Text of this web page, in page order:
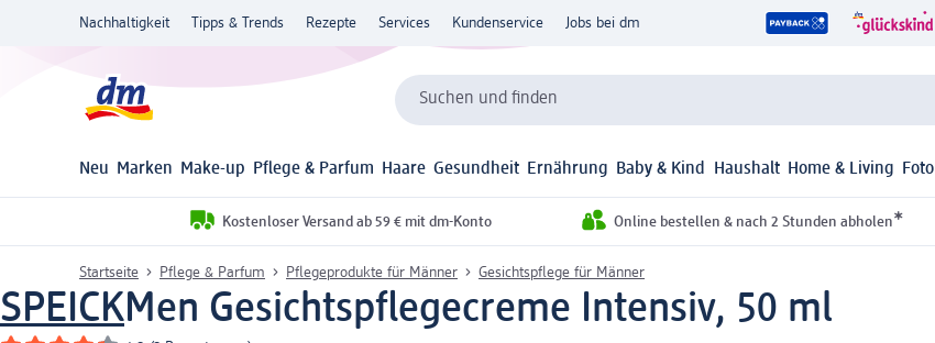
Nachhaltigkeit Tipps & Trends Rezepte Services Kundenservice Jobs bei dm
Suchen und finden
Neu Marken Make-up Pflege & Parfum Haare Gesundheit Ernährung Baby & Kind Haushalt Home & Living Foto
Kostenloser Versand ab 59 € mit dm-Konto Online bestellen & nach 2 Stunden abholen*
Startseite Pflege & Parfum Pflegeprodukte für Männer Gesichtspflege für Männer
SPEICKMen Gesichtspflegecreme Intensiv, 50 ml